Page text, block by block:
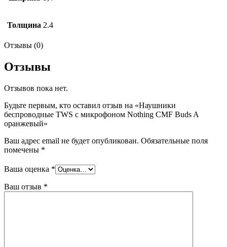
Толщина 2.4
Отзывы (0)
Отзывы
Отзывов пока нет.
Будьте первым, кто оставил отзыв на «Наушники
беспроводные TWS с микрофоном Nothing CMF Buds A
оранжевый»
Ваш адрес email не будет опубликован. Обязательные поля
помечены *
Ваша оценка *
Ваш отзыв *